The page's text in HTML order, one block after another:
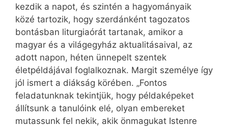
kezdik a napot, és szintén a hagyományaik
közé tartozik, hogy szerdánként tagozatos
bontásban liturgiaórát tartanak, amikor a
magyar és a világegyház aktualitásaival, az
adott napon, héten ünnepelt szentek
életpéldájával foglalkoznak. Margit személye így
jól ismert a diákság körében. „Fontos
feladatunknak tekintjük, hogy példaképeket
állítsunk a tanulóink elé, olyan embereket
mutassunk fel nekik, akik önmagukat Istenre